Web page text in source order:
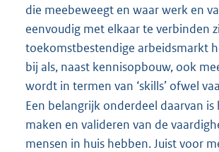
die meebeweegt en waar werk en
eenvoudig met elkaar te verbinden
toekomstbestendige arbeidsmarkt
bij als, naast kennisopbouw, ook
wordt in termen van ‘skills’ ofwel
Een belangrijk onderdeel daarvan is
maken en valideren van de
mensen in huis hebben. Juist voor